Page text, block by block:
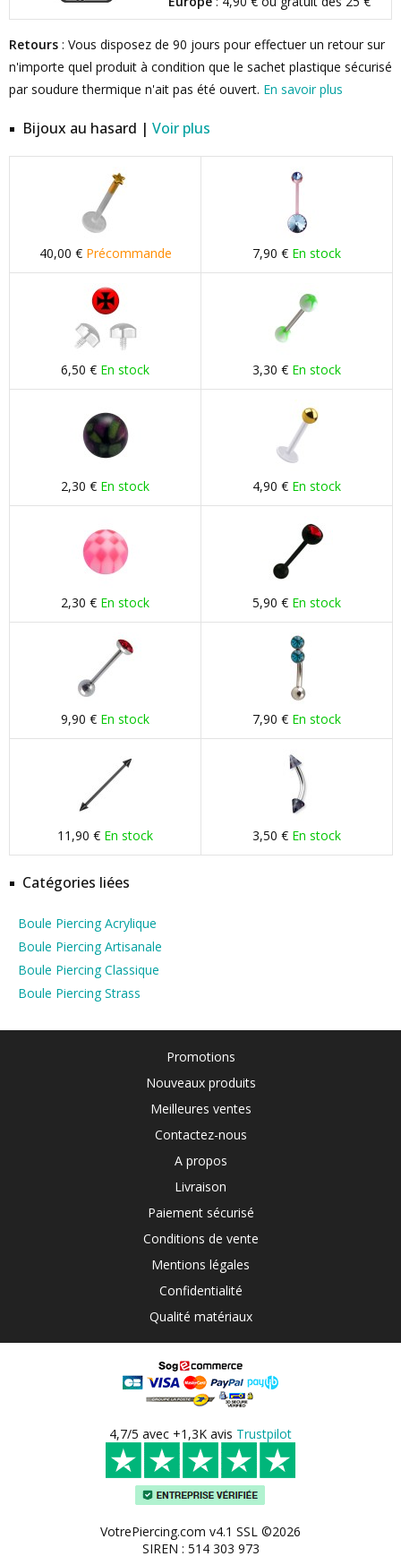
Retours : Vous disposez de 90 jours pour effectuer un retour sur
n'importe quel produit à condition que le sachet plastique sécurisé
par soudure thermique n'ait pas été ouvert. En savoir plus
Bijoux au hasard | Voir plus
40,00 € Précommande 7,90 € En stock
6,50 € En stock 3,30 € En stock
2,30 € En stock 4,90 € En stock
2,30 € En stock 5,90 € En stock
9,90 € En stock 7,90 € En stock
11,90 € En stock 3,50 € En stock
Catégories liées
Boule Piercing Acrylique
Boule Piercing Artisanale
Boule Piercing Classique
Boule Piercing Strass
Promotions
Nouveaux produits
Meilleures ventes
Contactez-nous
A propos
Livraison
Paiement sécurisé
Conditions de vente
Mentions légales
Confidentialité
Qualité matériaux
4,7/5 avec +1,3K avis Trustpilot
VotrePiercing.com v4.1 SSL ©2026
SIREN : 514 303 973